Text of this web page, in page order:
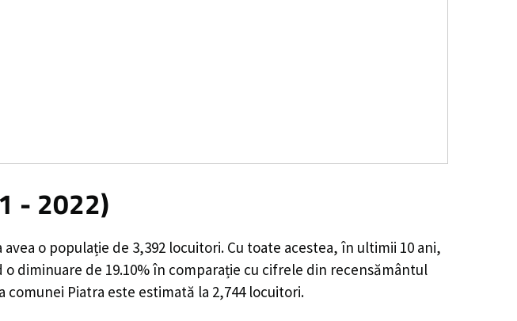
- 2022)
avea o populație de 3,392 locuitori. Cu toate acestea, în ultimii 10 ani,
o diminuare de 19.10%în comparație cu cifrele din recensământul
Piatra este estimată la 2,744locuitori.